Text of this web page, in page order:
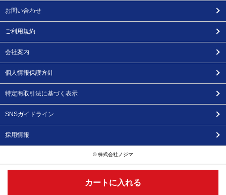
カートに入れる
お問い合わせ
ご利用規約
会社案内
個人情報保護方針
特定商取引法に基づく表示
SNSガイドライン
採用情報
© 株式会社ノジマ